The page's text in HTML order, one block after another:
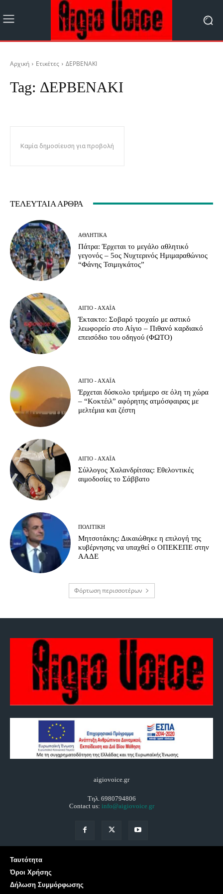
Αρχική Ετικέτες ΔΕΡΒΕΝΑΚΙ
Tag: ΔΕΡΒΕΝΑΚΙ
Καμία δημοσίευση για προβολή
ΤΕΛΕΥΤΑΊΑ ΆΡΘΡΑ
ΑΘΛΗΤΙΚΆ
Πάτρα: Έρχεται το μεγάλο αθλητικό
γεγονός – 5ος Νυχτερινός Ημιμαραθώνιος
“Φάνης Τσιμιγκάτος”
ΑΊΓΙΟ - ΑΧΑΪ́Α
Έκτακτο: Σοβαρό τροχαίο με αστικό
λεωφορείο στο Αίγιο – Πιθανό καρδιακό
επεισόδιο του οδηγού (ΦΩΤΟ)
ΑΊΓΙΟ - ΑΧΑΪ́Α
Έρχεται δύσκολο τριήμερο σε όλη τη χώρα
– “Κοκτέιλ” αφόρητης ατμόσφαιρας με
μελτέμια και ζέστη
ΑΊΓΙΟ - ΑΧΑΪ́Α
Σύλλογος Χαλανδρίτσας: Εθελοντικές
αιμοδοσίες το Σάββατο
ΠΟΛΙΤΙΚΉ
Μητσοτάκης: Δικαιώθηκε η επιλογή της
κυβέρνησης να υπαχθεί ο ΟΠΕΚΕΠΕ στην
ΑΑΔΕ
Φόρτωση περισσοτέρων
aigiovoice.gr
Τηλ. 6980794806
Contact us: info@aigiovoice.gr
Ταυτότητα
Όροι Χρήσης
Δήλωση Συμμόρφωσης